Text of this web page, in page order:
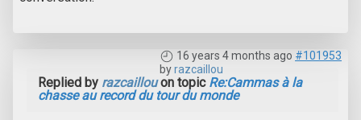
16 years 4 months ago #101953
byrazcaillou
Replied by razcaillouon topic Re:Cammas à la
chasse au record du tour du monde